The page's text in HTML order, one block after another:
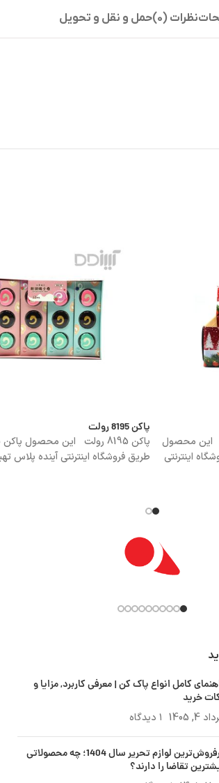
نظرات (0) حمل و نقل و تحویل
12 عددی این محصول
اینترنتی
پاکن 8195 رولت
طریق فروشگاه اینترنتی آینده پلاس
کامل انواع پاک کن | معرفی کاربرد, مزایا و
خرید
4, 1405 ۱ دیدگاه
پرفروش‌ترین لوازم تحریر سال 1404؛ چه محصولاتی
تقاضا را دارند؟